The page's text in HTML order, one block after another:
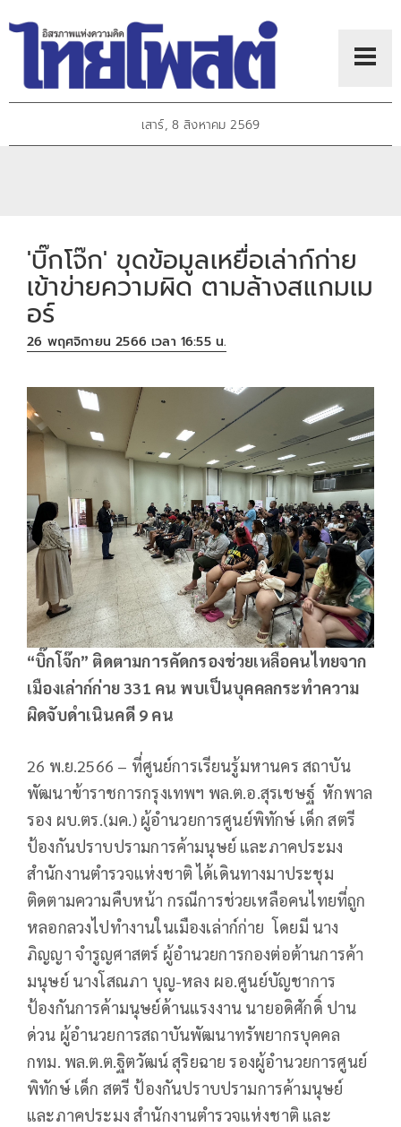
เสาร์, 8 สิงหาคม 2569
'บิ๊กโจ๊ก' ขุดข้อมูลเหยื่อเล่าก์ก่าย
เข้าข่ายความผิด ตามล้างสแกมเม
อร์
26 พฤศจิกายน 2566 เวลา 16:55 น.
“บิ๊กโจ๊ก” ติดตามการคัดกรองช่วยเหลือคนไทยจาก
เมืองเล่าก์ก่าย 331 คน พบเป็นบุคคลกระทำความ
ผิดจับดำเนินคดี 9 คน
26 พ.ย.2566 – ที่ศูนย์การเรียนรู้มหานคร สถาบัน
พัฒนาข้าราชการกรุงเทพฯ พล.ต.อ.สุรเชษฐ์ หักพาล
รอง ผบ.ตร.(มค.) ผู้อำนวยการศูนย์พิทักษ์ เด็ก สตรี
ป้องกันปราบปรามการค้ามนุษย์ และภาคประมง
สำนักงานตำรวจแห่งชาติ ได้เดินทางมาประชุม
ติดตามความคืบหน้า กรณีการช่วยเหลือคนไทยที่ถูก
หลอกลวงไปทำงานในเมืองเล่าก์ก่าย โดยมี นาง
ภิญญา จำรูญศาสตร์ ผู้อำนวยการกองต่อต้านการค้า
มนุษย์ นางโสณภา บุญ-หลง ผอ.ศูนย์บัญชาการ
ป้องกันการค้ามนุษย์ด้านแรงงาน นายอดิศักดิ์ ปาน
ด่วน ผู้อำนวยการสถาบันพัฒนาทรัพยากรบุคคล
กทม. พล.ต.ต.ฐิตวัฒน์ สุริยฉาย รองผู้อำนวยการศูนย์
พิทักษ์ เด็ก สตรี ป้องกันปราบปรามการค้ามนุษย์
และภาคประมง สำนักงานตำรวจแห่งชาติ และ